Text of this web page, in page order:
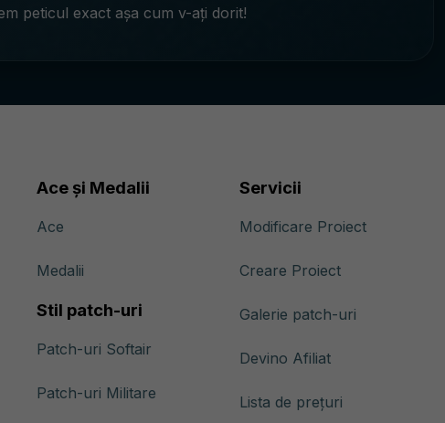
peticul exact așa cum v-ați dorit!
Ace și Medalii
Ace
Medalii
Stil patch-uri
Patch-uri Softair
Patch-uri Militare
Servicii
Modificare Proiect
Creare Proiect
Galerie patch-uri
Devino Afiliat
Lista de prețuri